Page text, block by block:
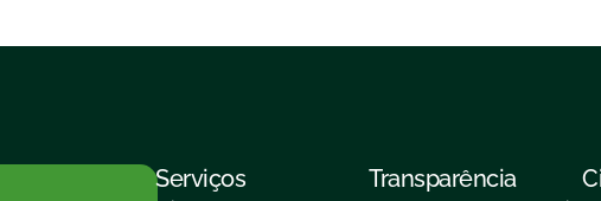
Serviços Transparência